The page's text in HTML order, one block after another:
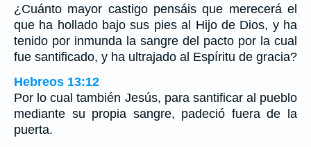
¿Cuánto mayor castigo pensáis que merecerá el
que ha hollado bajo sus pies al Hijo de Dios, y ha
tenido por inmunda la sangre del pacto por la cual
fue santificado, y ha ultrajado al Espíritu de gracia?
Hebreos 13:12
Por lo cual también Jesús, para santificar al pueblo
mediante su propia sangre, padeció fuera de la
puerta.